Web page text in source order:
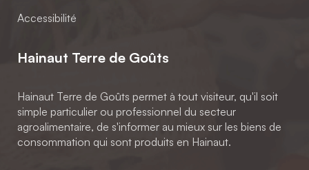
Accessibilité
Hainaut Terre de Goûts
Hainaut Terre de Goûts permet à tout visiteur, qu'il soit
simple particulier ou professionnel du secteur
agroalimentaire, de s'informer au mieux sur les biens de
consommation qui sont produits en Hainaut.